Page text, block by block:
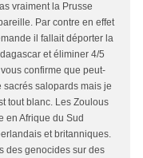
vraiment la Prusse
Par contre en effet
il fallait déporter la
et éliminer 4/5
confirme que peut-
sacrés salopards mais je
tout blanc. Les Zoulous
en Afrique du Sud
et britanniques.
des genocides sur des